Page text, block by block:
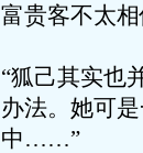
富贵客不太
“狐己其实也
办法。她可
中……”